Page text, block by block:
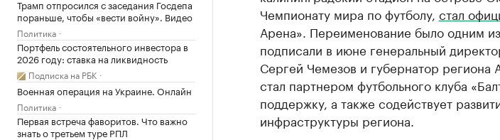
Трамп отпросился с заседания Госдепа
пораньше, чтобы «вести войну». Видео
Политика
Портфель состоятельного инвестора в
2026 году: ставка на ликвидность
Подписка на РБК
Военная операция на Украине. Онлайн
Политика
Первая встреча фаворитов. Что важно
знать о третьем туре РПЛ
Чемпионату мира по футболу, стал
Арена». Переименование было одним
подписали в июне генеральный
Сергей Чемезов и губернатор региона
стал партнером футбольного клуба
поддержку, а также содействует
инфраструктуры региона.